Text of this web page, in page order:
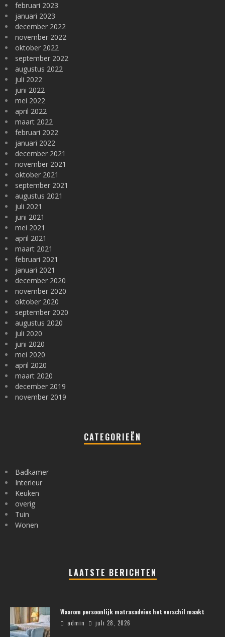
februari 2023
januari 2023
december 2022
november 2022
oktober 2022
september 2022
augustus 2022
juli 2022
juni 2022
mei 2022
april 2022
maart 2022
februari 2022
januari 2022
december 2021
november 2021
oktober 2021
september 2021
augustus 2021
juli 2021
juni 2021
mei 2021
april 2021
maart 2021
februari 2021
januari 2021
december 2020
november 2020
oktober 2020
september 2020
augustus 2020
juli 2020
juni 2020
mei 2020
april 2020
maart 2020
december 2019
november 2019
CATEGORIEËN
Badkamer
Interieur
Keuken
overig
Tuin
Wonen
LAATSTE BERICHTEN
Waarom persoonlijk matrasadvies het verschil maakt
admin juli 28, 2026